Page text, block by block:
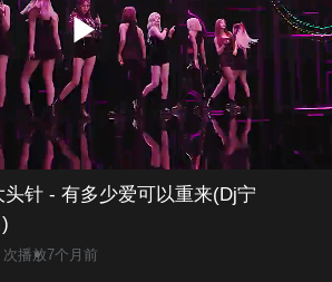
头针 - 有多少爱可以重来(Dj宁
次播放7个月前